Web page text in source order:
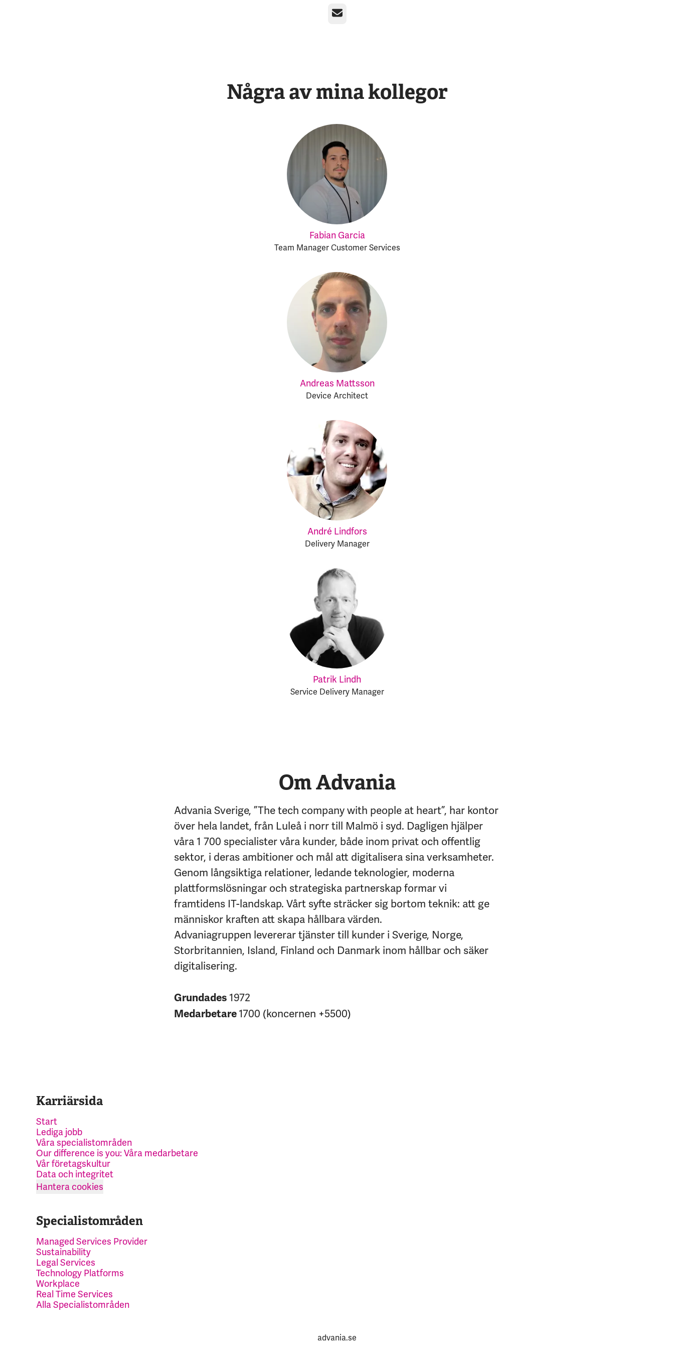
E-post
Några av mina kollegor
Fabian Garcia
Team Manager Customer Services
Andreas Mattsson
Device Architect
André Lindfors
Delivery Manager
Patrik Lindh
Service Delivery Manager
Om Advania
Advania Sverige, ”The tech company with people at heart”, har kontor
över hela landet, från Luleå i norr till Malmö i syd. Dagligen hjälper
våra 1 700 specialister våra kunder, både inom privat och offentlig
sektor, i deras ambitioner och mål att digitalisera sina verksamheter.
Genom långsiktiga relationer, ledande teknologier, moderna
plattformslösningar och strategiska partnerskap formar vi
framtidens IT-landskap. Vårt syfte sträcker sig bortom teknik: att ge
människor kraften att skapa hållbara värden.
Advaniagruppen levererar tjänster till kunder i Sverige, Norge,
Storbritannien, Island, Finland och Danmark inom hållbar och säker
digitalisering.
Grundades1972
Medarbetare1700 (koncernen +5500)
Karriärsida
Start
Lediga jobb
Våra specialistområden
Our difference is you: Våra medarbetare
Vår företagskultur
Data och integritet
Hantera cookies
Specialistområden
Managed Services Provider
Sustainability
Legal Services
Technology Platforms
Workplace
Real Time Services
Alla Specialistområden
advania.se